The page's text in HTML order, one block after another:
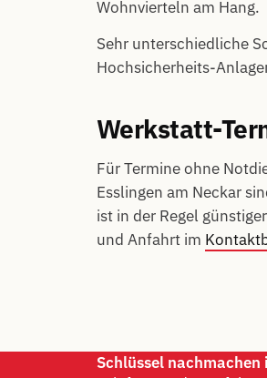
Wohnvierteln am Hang.
Sehr unterschiedliche
Hochsicherheits-
Werkstatt-
Für Termine ohne
Esslingen am Neckar
ist in der Regel
und Anfahrt im
Schlüssel nachmachen